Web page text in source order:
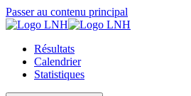
Passer au contenu principal
Résultats
Calendrier
Statistiques